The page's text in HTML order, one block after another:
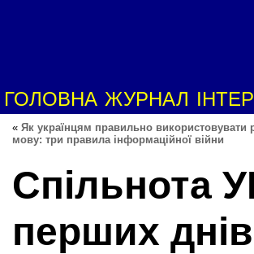
ГОЛОВНА ЖУРНАЛ
« Як українцям правильно використовувати
мову: три правила інформаційної війни
Спільнота
перших